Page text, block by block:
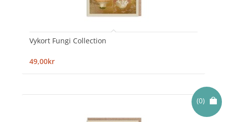
(0)
Vykort Fungi Collection
49,00kr